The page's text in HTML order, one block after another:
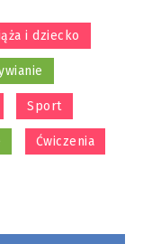
i dziecko
Sport
Ćwiczenia